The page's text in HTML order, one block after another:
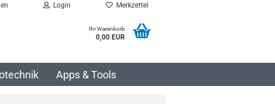
Login Merkzettel
Ihr Warenkorb
0,00 EUR
Apps & Tools